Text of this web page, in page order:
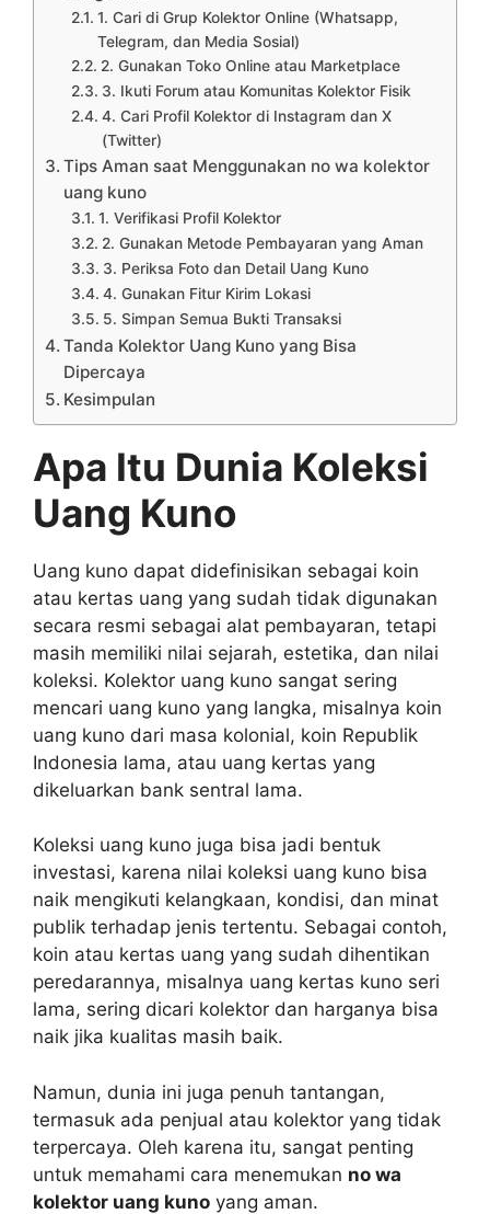
1. Cari di Grup Kolektor Online (Whatsapp,
Telegram, dan Media Sosial)
2. Gunakan Toko Online atau Marketplace
3. Ikuti Forum atau Komunitas Kolektor Fisik
4. Cari Profil Kolektor di Instagram dan X
(Twitter)
Tips Aman saat Menggunakan no wa kolektor
uang kuno
1. Verifikasi Profil Kolektor
2. Gunakan Metode Pembayaran yang Aman
3. Periksa Foto dan Detail Uang Kuno
4. Gunakan Fitur Kirim Lokasi
5. Simpan Semua Bukti Transaksi
Tanda Kolektor Uang Kuno yang Bisa
Dipercaya
Kesimpulan
Apa Itu Dunia Koleksi
Uang Kuno
Uang kuno dapat didefinisikan sebagai koin
atau kertas uang yang sudah tidak digunakan
secara resmi sebagai alat pembayaran, tetapi
masih memiliki nilai sejarah, estetika, dan nilai
koleksi. Kolektor uang kuno sangat sering
mencari uang kuno yang langka, misalnya koin
uang kuno dari masa kolonial, koin Republik
Indonesia lama, atau uang kertas yang
dikeluarkan bank sentral lama.
Koleksi uang kuno juga bisa jadi bentuk
investasi, karena nilai koleksi uang kuno bisa
naik mengikuti kelangkaan, kondisi, dan minat
publik terhadap jenis tertentu. Sebagai contoh,
koin atau kertas uang yang sudah dihentikan
peredarannya, misalnya uang kertas kuno seri
lama, sering dicari kolektor dan harganya bisa
naik jika kualitas masih baik.
Namun, dunia ini juga penuh tantangan,
termasuk ada penjual atau kolektor yang tidak
terpercaya. Oleh karena itu, sangat penting
untuk memahami cara menemukan no wa
kolektor uang kuno yang aman.